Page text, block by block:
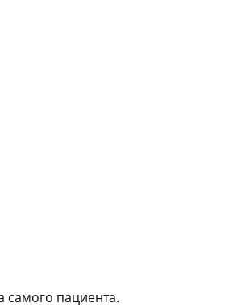
самого пациента.